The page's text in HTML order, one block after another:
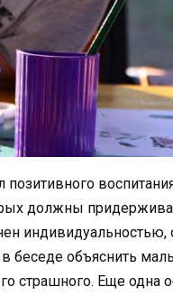
должны
индивидуальностью,
в беседе объяснить
страшного. Еще одна